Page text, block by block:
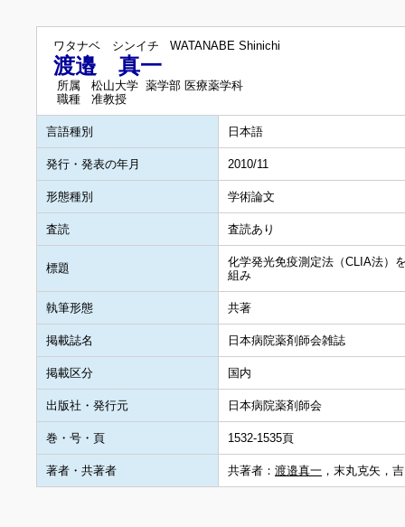
ワタナベ シンイチ WATANABE Shinichi
渡邉 真一
所属
松山大学 薬学部 医療薬学科
職種
准教授
言語種別 日本語
発行・発表の年月 2010/11
形態種別 学術論文
査読 査読あり
標題
化学発光免疫測定法（CLIA法）
組み
執筆形態 共著
掲載誌名 日本病院薬剤師会雑誌
掲載区分 国内
出版社・発行元 日本病院薬剤師会
巻・号・頁 1532-1535頁
著者・共著者 共著者： 渡邉真一 ，末丸克矢，